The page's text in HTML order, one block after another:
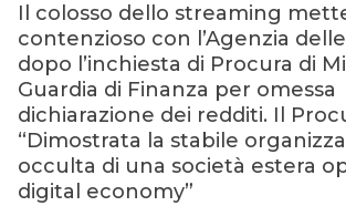
Il colosso dello streaming
contenzioso con l’Agenzia
dopo l’inchiesta di Procura di
Guardia di Finanza per omessa
dichiarazione dei redditi. Il
“Dimostrata la stabile
occulta di una società estera
digital economy”